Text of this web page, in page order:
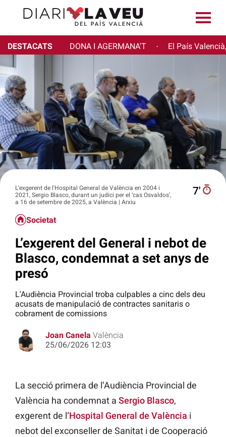
DESTACATS DONA I AGERMANA'T · El País
L'exgerent de l'Hospital General de València en 2004 i
2021, Sergio Blasco, durant un judici per el ‘cas Osvaldos’,
a 16 de setembre de 2025, a València | Arxiu
7′
Societat
L’exgerent del General i nebot de
Blasco, condemnat a set anys de
presó
L'Audiència Provincial troba culpables a cinc dels deu
acusats de manipulació de contractes sanitaris o
cobrament de comissions
Joan Canela València
25/06/2026 12:03
La secció primera de l’Audiència Provincial de
València ha condemnat a Sergio Blasco,
exgerent de l‘Hospital General de València i
nebot del exconseller de Sanitat i de Cooperació